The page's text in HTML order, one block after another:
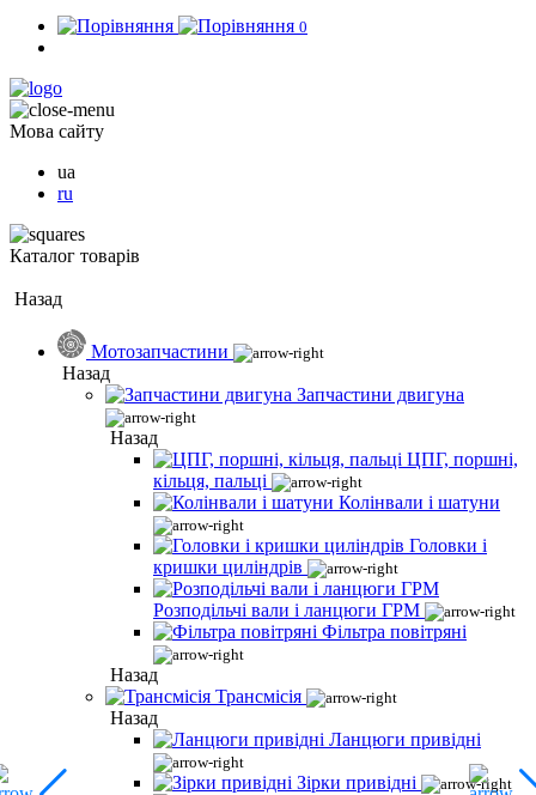
0
Мова сайту
ua
ru
Каталог товарів
Назад
Мотозапчастини
Назад
Запчастини двигуна
Назад
ЦПГ, поршні,
кільця, пальці
Колінвали і шатуни
Головки і
кришки циліндрів
Розподільчі вали і ланцюги ГРМ
Фільтра повітряні
Назад
Трансмісія
Назад
Ланцюги привідні
Зірки привідні